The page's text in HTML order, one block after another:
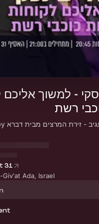
- למשוך אליכם
רשת
31
Giv'at Ada, Israel